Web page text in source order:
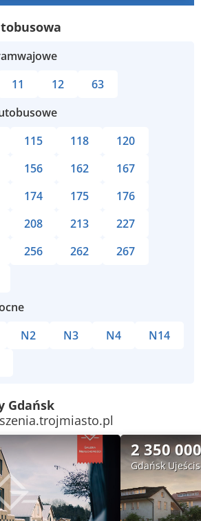
11 12
63
115 118
120
156 162
167
174 175
176
208 213
227
256 262
267
N2 N3 N4
N14
2 350
Gdańsk